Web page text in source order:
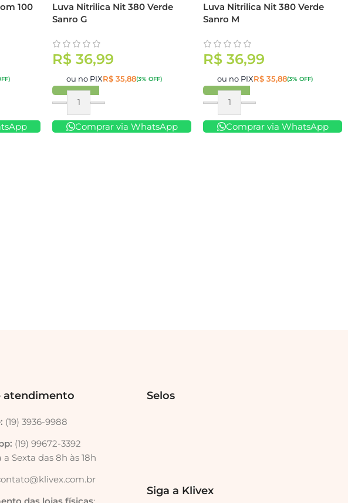
100
Luva Nitrilica Nit 380 Verde
Sanro G
R$ 36,99
ou no PIXR$ 35,88(3% OFF)
Comprar
Comprar via WhatsApp
Luva Nitrilica Nit 380 Verde
Sanro M
R$ 36,99
ou no PIXR$ 35,88(3% OFF)
Comprar
Comprar via WhatsApp
atendimento
(19) 3936-9988
(19) 99672-3392
a Sexta das 8h às 18h
Selos
Siga a Klivex